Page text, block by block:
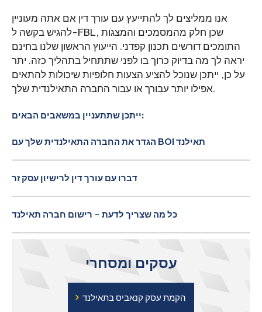
אנו ממליצים לך להתייעץ עם עורך דין אם אתה מעוניין
להגיש בקשה ל-FBL, שכן חלק מהמסמכים והמצגות
התומכים דורשים תכנון קפדני. הייעוץ הראשון שלנו בחינם
יראה לך מה בדיוק כרוך בו לפני שתתחיל בתהליך כזה. יתר
על כן, ייתכן שנוכל להציע הצעות חלופיות שיכולות להתאים
אפילו יותר עבורך או עבור החברה התאילנדית שלך.
ייתכן שתתעניין במשאבים הבאים:
הגדר את החברה התאילנדית שלך עם BOI תאילנד
דברו עם עורך דין לרישיון עסק זר
כל מה שצריך לדעת - רישום חברה תאילנד
עסקים ומסחרי
› הקמת עסק קנאביס בתאילנד